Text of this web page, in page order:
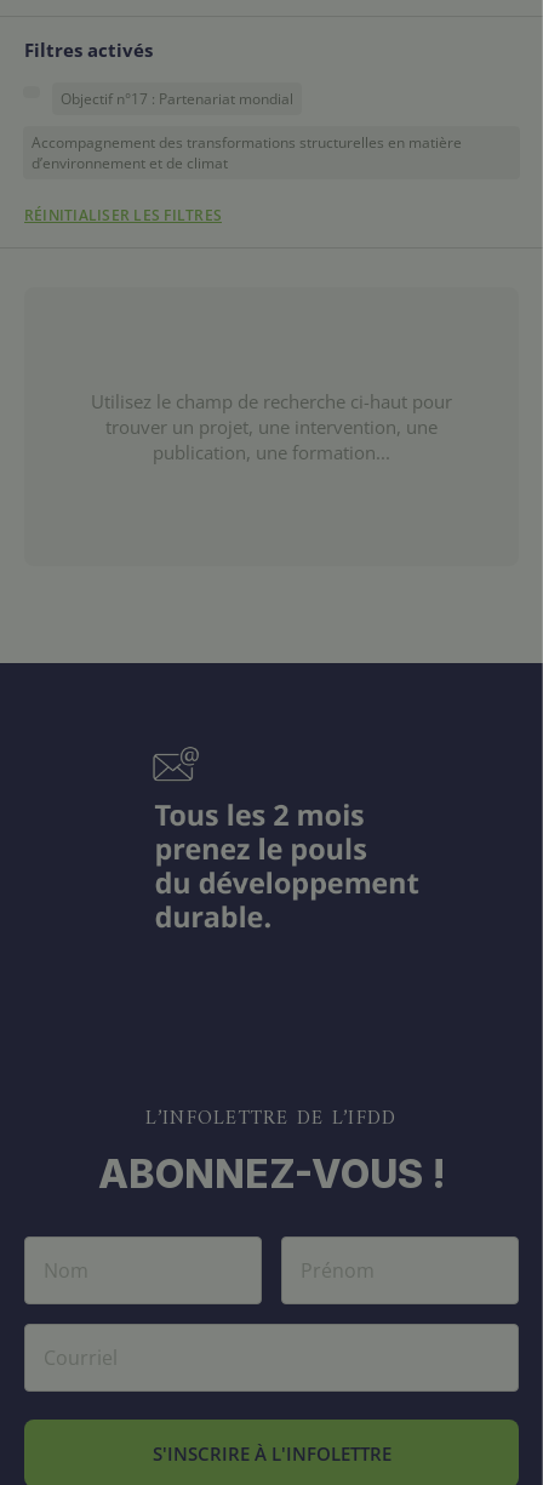
Filtres activés
Objectif n°17 : Partenariat mondial
Accompagnement des transformations structurelles en matière
d’environnement et de climat
RÉINITIALISER LES FILTRES
Utilisez le champ de recherche ci-haut pour
trouver un projet, une intervention, une
publication, une formation...
L’INFOLETTRE DE L’IFDD
ABONNEZ-VOUS !
S'INSCRIRE À L'INFOLETTRE